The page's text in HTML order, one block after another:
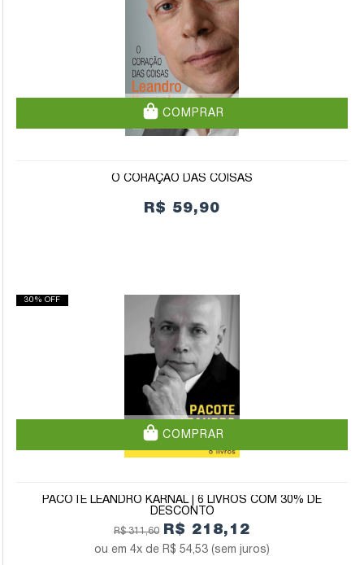
COMPRAR
O CORAÇÃO DAS COISAS
R$ 59,90
COMPRAR
30% OFF
PACOTE LEANDRO KARNAL | 6 LIVROS COM 30% DE
DESCONTO
R$ 311,60 R$ 218,12
4x de R$ 54,53 (sem juros)